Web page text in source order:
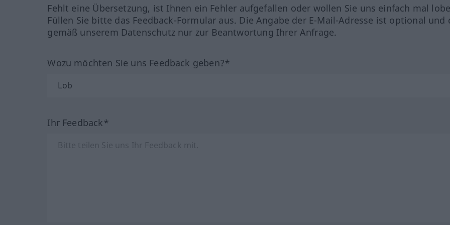
Fehlt eine Übersetzung, ist Ihnen ein Fehler aufgefallen oder wollen Sie uns einfach mal
Füllen Sie bitte das Feedback-Formular aus. Die Angabe der E-Mail-Adresse ist optional und
gemäß unserem Datenschutz nur zur Beantwortung Ihrer Anfrage.
Wozu möchten Sie uns Feedback geben?*
Ihr Feedback*